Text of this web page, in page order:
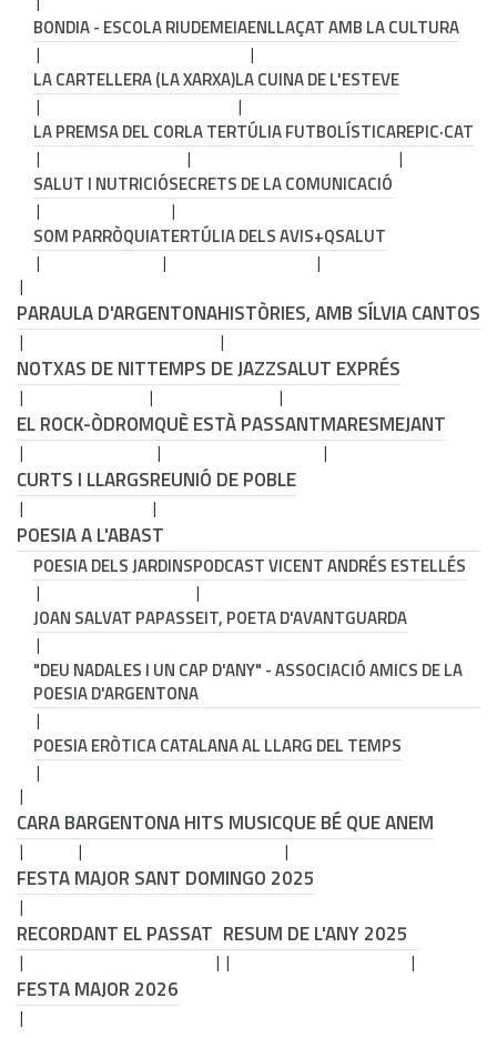
BONDIA - ESCOLA RIUDEMEIAENLLAÇAT AMB LA CULTURA
LA CARTELLERA (LA XARXA)LA CUINA DE L'ESTEVE
LA PREMSA DEL CORLA TERTÚLIA FUTBOLÍSTICAREPIC·CAT
SALUT I NUTRICIÓSECRETS DE LA COMUNICACIÓ
SOM PARRÒQUIATERTÚLIA DELS AVIS+QSALUT
PARAULA D'ARGENTONAHISTÒRIES, AMB SÍLVIA CANTOS
NOTXAS DE NITTEMPS DE JAZZSALUT EXPRÉS
EL ROCK-ÒDROMQUÈ ESTÀ PASSANTMARESMEJANT
CURTS I LLARGSREUNIÓ DE POBLE
POESIA A L'ABAST
POESIA DELS JARDINSPODCAST VICENT ANDRÉS ESTELLÉS
JOAN SALVAT PAPASSEIT, POETA D'AVANTGUARDA
"DEU NADALES I UN CAP D'ANY" - ASSOCIACIÓ AMICS DE LA
POESIA D'ARGENTONA
POESIA ERÒTICA CATALANA AL LLARG DEL TEMPS
CARA BARGENTONA HITS MUSICQUE BÉ QUE ANEM
FESTA MAJOR SANT DOMINGO 2025
RECORDANT EL PASSAT RESUM DE L'ANY 2025
FESTA MAJOR 2026